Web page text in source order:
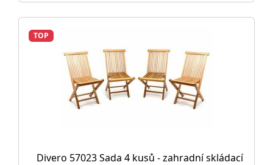
TOP
Divero 57023 Sada 4 kusů - zahradní skládací